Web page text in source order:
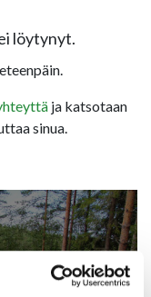
löytynyt.
ja katsotaan
sinua.